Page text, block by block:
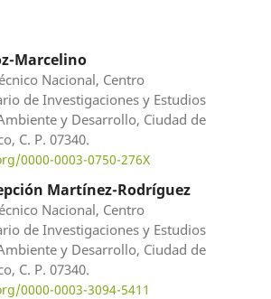
Marcelino
Nacional, Centro
de Investigaciones y Estudios
y Desarrollo, Ciudad de
C. P. 07340.
0000-0003-0750-276X
Martínez-Rodríguez
Nacional, Centro
de Investigaciones y Estudios
y Desarrollo, Ciudad de
C. P. 07340.
0000-0003-3094-5411